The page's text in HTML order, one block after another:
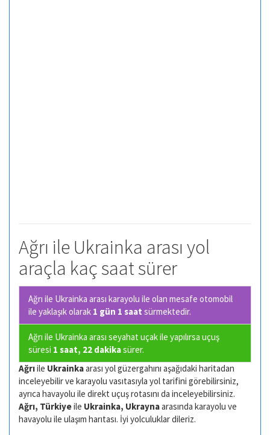
Ağrı ile Ukrainka arası yol
araçla kaç saat sürer
Ağrı ile Ukrainka arası karayolu ile olan mesafe otomobil
ile yaklaşık olarak 1 gün 1 saat sürmektedir.
Ağrı ile Ukrainka arası seyahat uçak ile yapılırsa uçuş
süresi 1 saat, 22 dakikasürer.
Ağrıile Ukrainkaarası yol güzergahını aşağıdaki haritadan
inceleyebilir ve karayolu vasıtasıyla yol tarifini görebilirsiniz,
ayrıca havayolu ile direkt uçuş rotasını da inceleyebilirsiniz.
Ağrı, Türkiyeile Ukrainka, Ukraynaarasında karayolu ve
havayolu ile ulaşım harıtası. İyi yolculuklar dileriz.